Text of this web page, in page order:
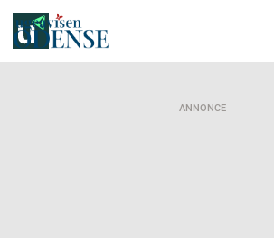
ANNONCE